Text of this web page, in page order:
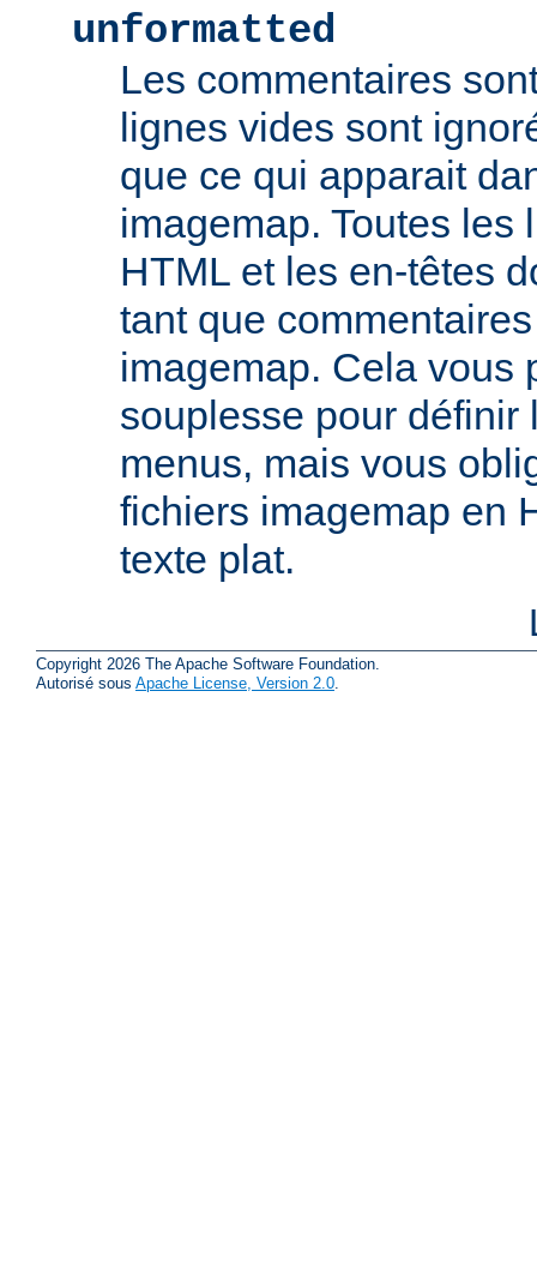
unformatted
Les commentaires
lignes vides sont
que ce qui apparait
imagemap. Toutes les
HTML et les en-têtes
tant que
imagemap. Cela vous
souplesse pour définir
menus, mais vous
fichiers imagemap en
texte plat.
Copyright 2026 The Apache Software Foundation.
Autorisé sous Apache License, Version 2.0